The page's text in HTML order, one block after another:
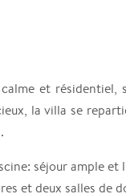
et résidentiel,
la villa se
séjour ample
et deux salles de